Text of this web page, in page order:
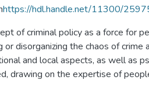
https://hdl.handle.net/11300/
of criminal policy as a force for
or disorganizing the chaos of
and local aspects, as well as
drawing on the expertise of